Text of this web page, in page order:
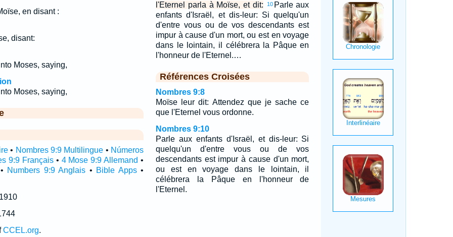
en disant :
disant:
Moses, saying,
Moses, saying,
• Nombres 9:9 Multilingue • Números
9:9 Français• 4 Mose 9:9 Allemand •
Numbers 9:9 Anglais • Bible Apps•
CCEL.org.
l'Eternel parla à Moïse, et dit:
10 Parle aux
enfants d'Israël, et dis-leur: Si quelqu'un
d'entre vous ou de vos descendants est
impur à cause d'un mort, ou est en voyage
dans le lointain, il célébrera la Pâque en
l'honneur de l'Eternel.…
Références Croisées
Nombres 9:8
Moïse leur dit: Attendez que je sache ce
que l'Eternel vous ordonne.
Nombres 9:10
Parle aux enfants d'Israël, et dis-leur: Si
quelqu'un d'entre vous ou de vos
descendants est impur à cause d'un mort,
ou est en voyage dans le lointain, il
célébrera la Pâque en l'honneur de
l'Eternel.